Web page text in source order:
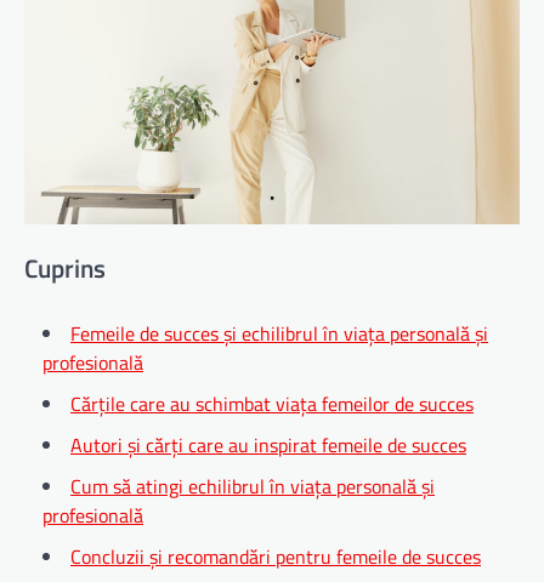
Cuprins
Femeile de succes și echilibrul în viața personală și
profesională
Cărțile care au schimbat viața femeilor de succes
Autori și cărți care au inspirat femeile de succes
Cum să atingi echilibrul în viața personală și
profesională
Concluzii și recomandări pentru femeile de succes